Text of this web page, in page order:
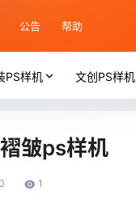
公告 帮助
PS样机 文创PS样机
皱ps样机
1